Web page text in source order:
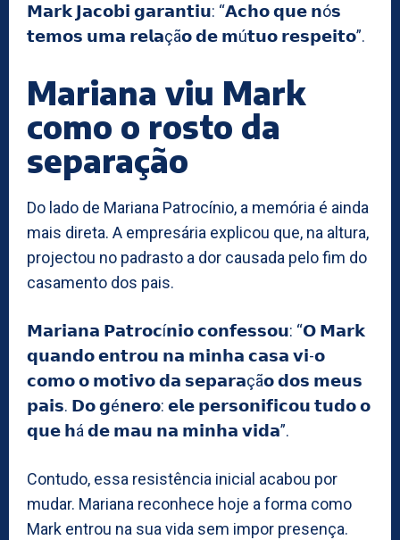
𝗠𝗮𝗿𝗸 𝗝𝗮𝗰𝗼𝗯𝗶 𝗴𝗮𝗿𝗮𝗻𝘁𝗶𝘂: “𝗔𝗰𝗵𝗼 𝗾𝘂𝗲 𝗻ó𝘀
𝘁𝗲𝗺𝗼𝘀 𝘂𝗺𝗮 𝗿𝗲𝗹𝗮çã𝗼 𝗱𝗲 𝗺ú𝘁𝘂𝗼 𝗿𝗲𝘀𝗽𝗲𝗶𝘁𝗼”.
Mariana viu Mark
como o rosto da
separação
Do lado de Mariana Patrocínio, a memória é ainda
mais direta. A empresária explicou que, na altura,
projectou no padrasto a dor causada pelo fim do
casamento dos pais.
𝗠𝗮𝗿𝗶𝗮𝗻𝗮 𝗣𝗮𝘁𝗿𝗼𝗰í𝗻𝗶𝗼 𝗰𝗼𝗻𝗳𝗲𝘀𝘀𝗼𝘂: “𝗢 𝗠𝗮𝗿𝗸
𝗾𝘂𝗮𝗻𝗱𝗼 𝗲𝗻𝘁𝗿𝗼𝘂 𝗻𝗮 𝗺𝗶𝗻𝗵𝗮 𝗰𝗮𝘀𝗮 𝘃𝗶-𝗼
𝗰𝗼𝗺𝗼 𝗼 𝗺𝗼𝘁𝗶𝘃𝗼 𝗱𝗮 𝘀𝗲𝗽𝗮𝗿𝗮çã𝗼 𝗱𝗼𝘀 𝗺𝗲𝘂𝘀
𝗽𝗮𝗶𝘀. 𝗗𝗼 𝗴é𝗻𝗲𝗿𝗼: 𝗲𝗹𝗲 𝗽𝗲𝗿𝘀𝗼𝗻𝗶𝗳𝗶𝗰𝗼𝘂 𝘁𝘂𝗱𝗼 𝗼
𝗾𝘂𝗲 𝗵á 𝗱𝗲 𝗺𝗮𝘂 𝗻𝗮 𝗺𝗶𝗻𝗵𝗮 𝘃𝗶𝗱𝗮”.
Contudo, essa resistência inicial acabou por
mudar. Mariana reconhece hoje a forma como
Mark entrou na sua vida sem impor presença.